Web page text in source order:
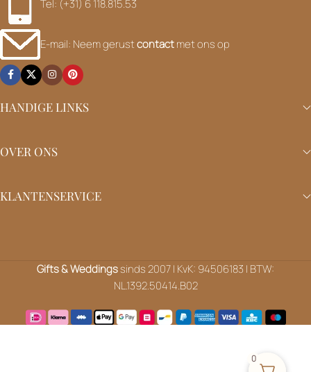
Heb je een vraag of wil je meer weten over
onze cadeaus? Neem gerust contact op!
De Steiger 93, 1351 AH, Almere
OVER ONS
KLANTENSERVICE
0